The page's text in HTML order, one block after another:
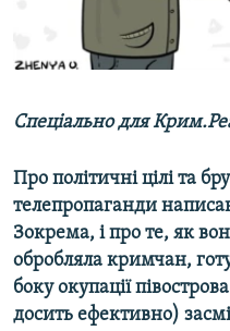
УКРАЇНСЬКА ПРОБЛЕМА КРИМУ
ІНФОГРАФІКА
ДОЛУЧАЙСЯ!
Спеціально для
Про політичні цілі та
телепропаганди
Зокрема, і про те, як
обробляла кримчан,
боку окупації
досить ефективно)